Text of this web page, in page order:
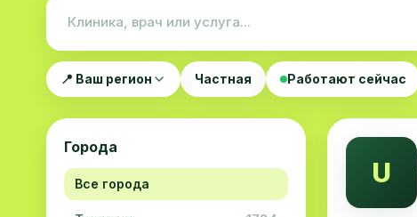
📍 Ваш регион Частная Работают сейчас
Города
Все города U